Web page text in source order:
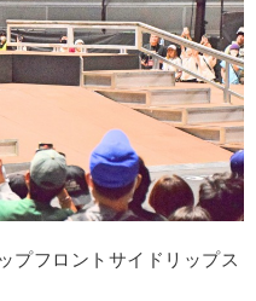
プフロントサイドリップス